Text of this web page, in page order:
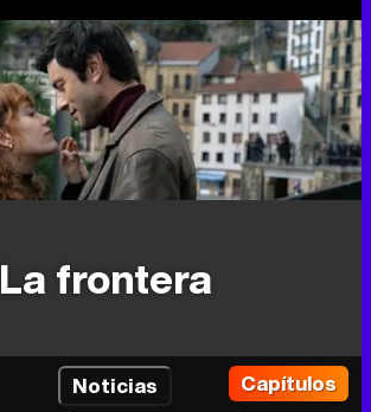
La frontera
Noticias
Capítulos